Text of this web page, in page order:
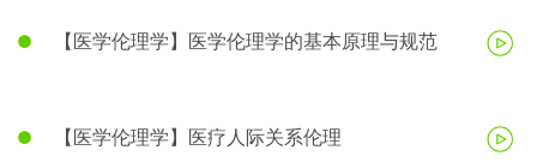
【医学伦理学】医学伦理学的基本原理与规范
【医学伦理学】医疗人际关系伦理